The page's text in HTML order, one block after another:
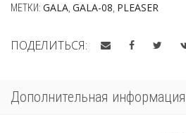
МЕТКИ: GALA GALA-08 PLEASER
ПОДЕЛИТЬСЯ:
Дополнительная информация